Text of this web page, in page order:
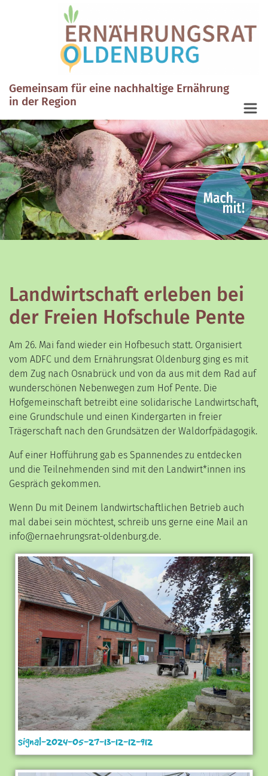
Gemeinsam für eine nachhaltige Ernährung
in der Region
Landwirtschaft erleben bei
der Freien Hofschule Pente
Am 26. Mai fand wieder ein Hofbesuch statt. Organisiert
vom ADFC und dem Ernährungsrat Oldenburg ging es mit
dem Zug nach Osnabrück und von da aus mit dem Rad auf
wunderschönen Nebenwegen zum Hof Pente. Die
Hofgemeinschaft betreibt eine solidarische Landwirtschaft,
eine Grundschule und einen Kindergarten in freier
Trägerschaft nach den Grundsätzen der Waldorfpädagogik.
Auf einer Hofführung gab es Spannendes zu entdecken
und die Teilnehmenden sind mit den Landwirt*innen ins
Gespräch gekommen.
Wenn Du mit Deinem landwirtschaftlichen Betrieb auch
mal dabei sein möchtest, schreib uns gerne eine Mail an
info@ernaehrungsrat-oldenburg.de.
signal-2024-05-27-13-12-12-912